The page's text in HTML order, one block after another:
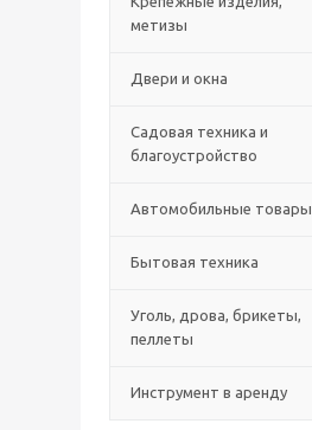
метизы
Двери и окна
Садовая техника и
благоустройство
Автомобильные товары
Бытовая техника
Уголь, дрова, брикеты,
пеллеты
Инструмент в аренду